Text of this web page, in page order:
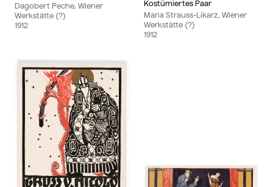
Dagobert Peche, Wiener
Werkstätte (?)
1912
Kostümiertes Paar
Maria Strauss-Likarz, Wiener
Werkstätte (?)
1912